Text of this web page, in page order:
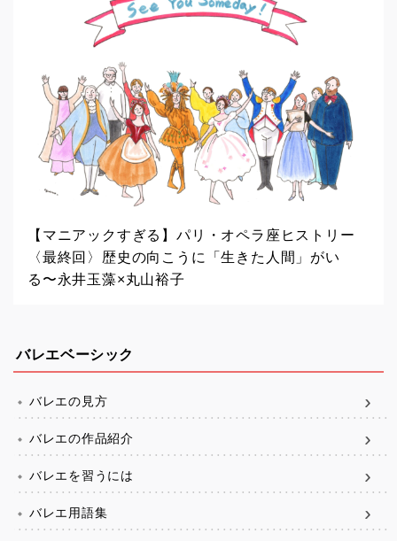
【マニアックすぎる】パリ・オペラ座ヒストリー
〈最終回〉歴史の向こうに「生きた人間」がい
る〜永井玉藻×丸山裕子
バレエベーシック
バレエの見方
バレエの作品紹介
バレエを習うには
バレエ用語集